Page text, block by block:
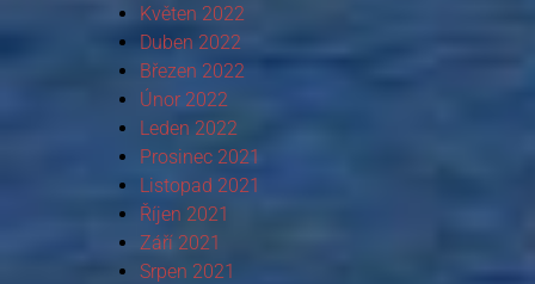
Květen 2022
Duben 2022
Březen 2022
Únor 2022
Leden 2022
Prosinec 2021
Listopad 2021
Říjen 2021
Září 2021
Srpen 2021